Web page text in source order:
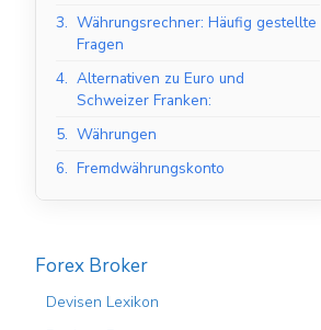
3. Währungsrechner: Häufig gestellte
Fragen
4. Alternativen zu Euro und
Schweizer Franken:
5. Währungen
6. Fremdwährungskonto
Forex Broker
Devisen Lexikon